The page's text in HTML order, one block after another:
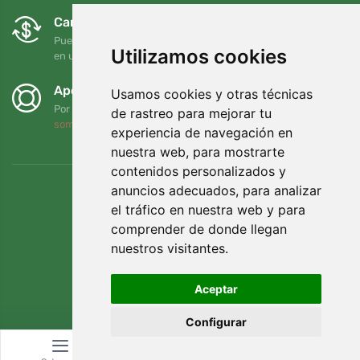
Utilizamos cookies
Usamos cookies y otras técnicas
de rastreo para mejorar tu
experiencia de navegación en
nuestra web, para mostrarte
contenidos personalizados y
anuncios adecuados, para analizar
el tráfico en nuestra web y para
comprender de donde llegan
nuestros visitantes.
Aceptar
Configurar
Cambios y devoluciones gratuitos
Puede devolver o cambiar su pedido en cualquier momento
en un plazo de 90 días
Apoyamos a Trees.org
Por cada pedido plantamos un árbol. Leer más
somos